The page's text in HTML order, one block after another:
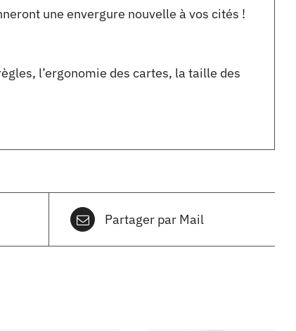
une envergure nouvelle à vos cités !
l’ergonomie des cartes, la taille des
Partager par Mail